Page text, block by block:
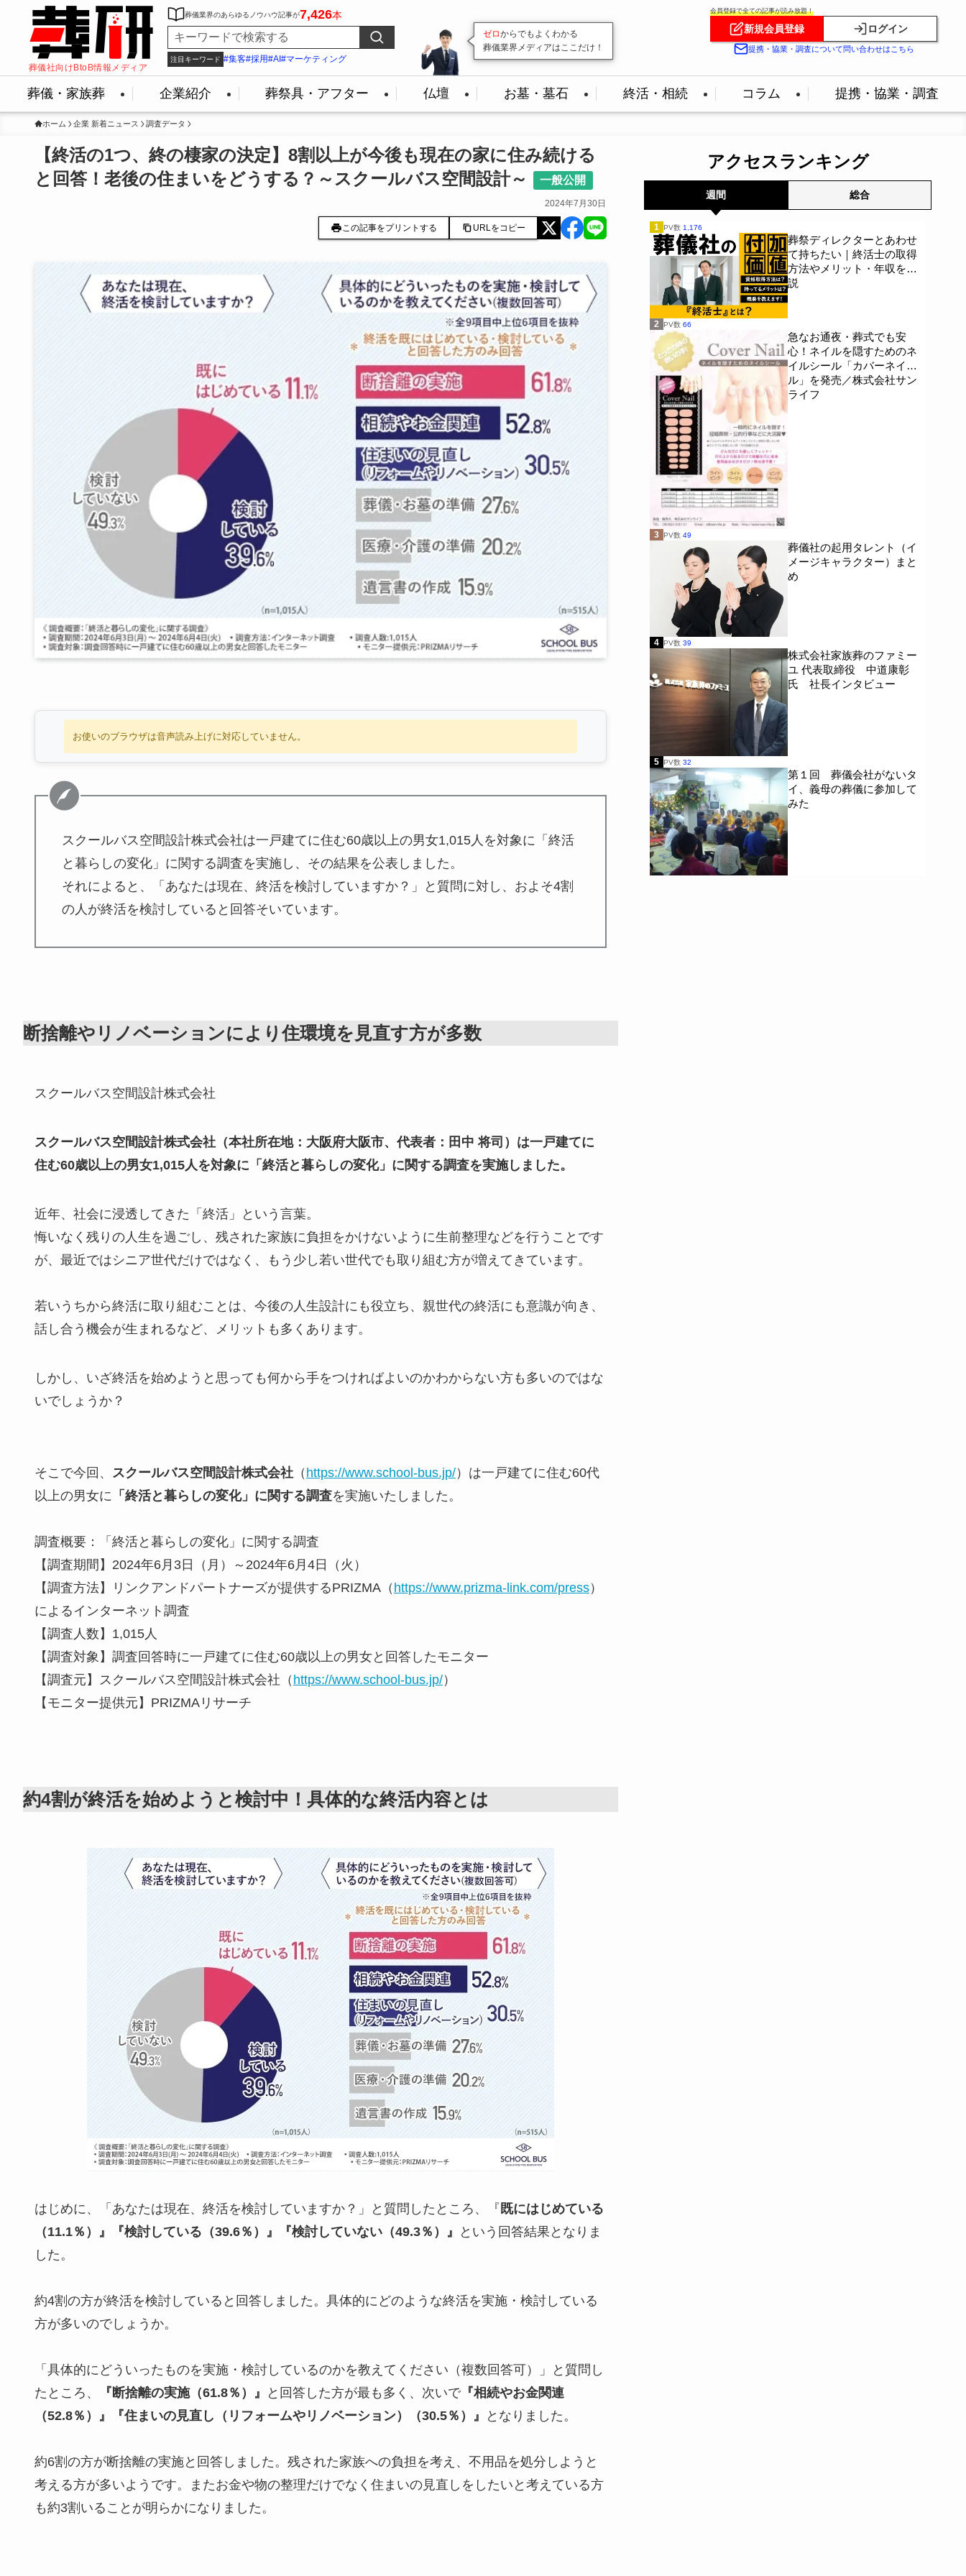
葬儀社向けBtoB情報メディア
葬儀業界のあらゆるノウハウ記事が7,426本
注目キーワード #集客#採用#AI #マーケティング
変わり続ける葬儀業界。
その最前線を毎日発信 続けています！
会員登録で全ての記事が読み放題！
新規会員登録 ログイン
提携・協業・調査について問い合わせはこちら
葬儀・家族葬 企業紹介 葬祭具・アフター 仏壇 お墓・墓石 終活・相続 コラム 提携・協業・調査
ホーム 企業 新着ニュース 調査データ
【終活の1つ、終の棲家の決定】8割以上が今後も現在の家に住み続ける
と回答！老後の住まいをどうする？～スクールバス空間設計～
一般公開
2024年7月30日
この記事をプリントする URLをコピー
お使いのブラウザは音声読み上げに対応していません。
スクールバス空間設計株式会社は一戸建てに住む60歳以上の男女1,015人を対象に「終活
と暮らしの変化」に関する調査を実施し、その結果を公表しました。
それによると、「あなたは現在、終活を検討していますか？」と質問に対し、およそ4割
の人が終活を検討していると回答そいています。
断捨離やリノベーションにより住環境を見直す方が多数
スクールバス空間設計株式会社
スクールバス空間設計株式会社（本社所在地：大阪府大阪市、代表者：田中 将司）は一戸建てに
住む60歳以上の男女1,015人を対象に「終活と暮らしの変化」に関する調査を実施しました。
近年、社会に浸透してきた「終活」という言葉。
悔いなく残りの人生を過ごし、残された家族に負担をかけないように生前整理などを行うことです
が、最近ではシニア世代だけではなく、もう少し若い世代でも取り組む方が増えてきています。
若いうちから終活に取り組むことは、今後の人生設計にも役立ち、親世代の終活にも意識が向き、
話し合う機会が生まれるなど、メリットも多くあります。
しかし、いざ終活を始めようと思っても何から手をつければよいのかわからない方も多いのではな
いでしょうか？
そこで今回、 スクールバス空間設計株式会社 （ https://www.school-bus.jp/）は一戸建てに住む60代
以上の男女に 「終活と暮らしの変化」に関する調査を実施いたしました。
調査概要：「終活と暮らしの変化」に関する調査
【調査期間】2024年6月3日（月）～2024年6月4日（火）
【調査方法】リンクアンドパートナーズが提供するPRIZMA（ https://www.prizma-link.com/press）
によるインターネット調査
【調査人数】1,015人
【調査対象】調査回答時に一戸建てに住む60歳以上の男女と回答したモニター
【調査元】スクールバス空間設計株式会社（ https://www.school-bus.jp/）
【モニター提供元】PRIZMAリサーチ
約4割が終活を始めようと検討中！具体的な終活内容とは
はじめに、「あなたは現在、終活を検討していますか？」と質問したところ、『 既にはじめている
（11.1％）』『検討している（39.6％）』『検討していない（49.3％）』
という回答結果となりま
した。
約4割の方が終活を検討していると回答しました。具体的にどのような終活を実施・検討している
方が多いのでしょうか。
「具体的にどういったものを実施・検討しているのかを教えてください（複数回答可）」と質問し
たところ、
『断捨離の実施（61.8％）』 と回答した方が最も多く、次いで『相続やお金関連
（52.8％）』『住まいの見直し（リフォームやリノベーション）（30.5％）』
となりました。
約6割の方が断捨離の実施と回答しました。残された家族への負担を考え、不用品を処分しようと
考える方が多いようです。またお金や物の整理だけでなく住まいの見直しをしたいと考えている方
も約3割いることが明らかになりました。
アクセスランキング
週間 総合
1 PV数 1,176
葬祭ディレクターとあわせ
て持ちたい｜終活士の取得
方法やメリット・年収を解
説
2 PV数 66
急なお通夜・葬式でも安
心！ネイルを隠すためのネ
イルシール「カバーネイ
ル」を発売／株式会社サン
ライフ
3 PV数 49
葬儀社の起用タレント（イ
メージキャラクター）まと
め
4 PV数 39
株式会社家族葬のファミー
ユ 代表取締役 中道康彰
氏 社長インタビュー
5 PV数 32
第１回 葬儀会社がないタ
イ、義母の葬儀に参加して
みた